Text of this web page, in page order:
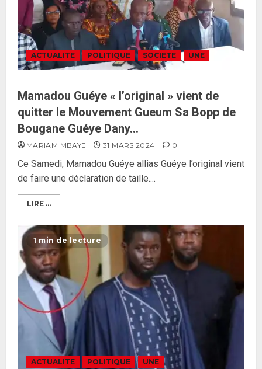
ACTUALITE POLITIQUE SOCIETE UNE
Mamadou Guéye « l’original » vient de
quitter le Mouvement Gueum Sa Bopp de
Bougane Guéye Dany…
MARIAM MBAYE 31 MARS 2024 0
Ce Samedi, Mamadou Guéye allias Guéye l’original vient
de faire une déclaration de taille....
LIRE ...
1 min de lecture
ACTUALITE POLITIQUE UNE